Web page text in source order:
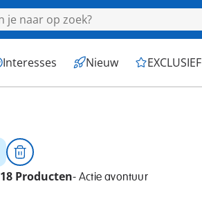
Interesses Nieuw EXCLUSIEF
18 Producten- Actie avontuur